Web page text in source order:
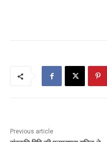
Previous article